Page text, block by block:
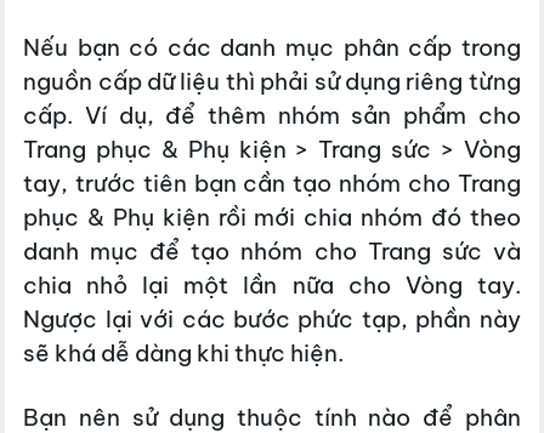
Nếu bạn có các danh mục phân cấp trong
nguồn cấp dữ liệu thì phải sử dụng riêng từng
cấp. Ví dụ, để thêm nhóm sản phẩm cho
Trang phục & Phụ kiện > Trang sức > Vòng
tay, trước tiên bạn cần tạo nhóm cho Trang
phục & Phụ kiện rồi mới chia nhóm đó theo
danh mục để tạo nhóm cho Trang sức và
chia nhỏ lại một lần nữa cho Vòng tay.
Ngược lại với các bước phức tạp, phần này
sẽ khá dễ dàng khi thực hiện.
Bạn nên sử dụng thuộc tính nào để phân